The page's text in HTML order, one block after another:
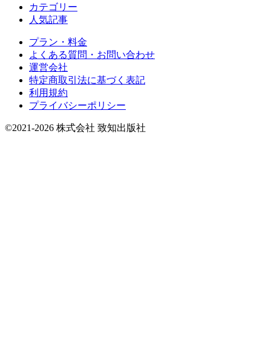
カテゴリー
人気記事
プラン・料金
よくある質問・お問い合わせ
運営会社
特定商取引法に基づく表記
利用規約
プライバシーポリシー
©2021-2026 株式会社 致知出版社